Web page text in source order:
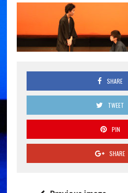
SHARE
TWEET
PIN
SHARE